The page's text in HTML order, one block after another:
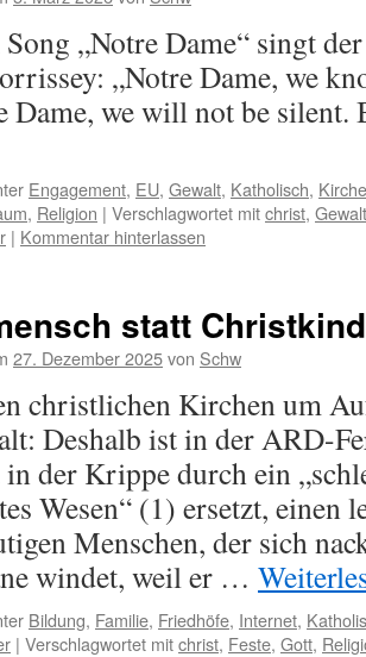
„Notre Dame“ singt
„Notre Dame, we
Dame, we will not be silent.
Engagement, EU, Gewalt, Katholisch,
, Religion | Verschlagwortet mitchrist, Gewalt
| Kommentar hinterlassen
statt Christkind
27. Dezember 2025von Schw
christlichen Kirchen um
Deshalb ist in der ARD-
der Krippe durch ein
Wesen“ (1) ersetzt, einen
Menschen, der sich
windet, weil er …
Bildung, Familie, Friedhöfe, Internet,
| Verschlagwortet mitchrist, Feste, Gott,